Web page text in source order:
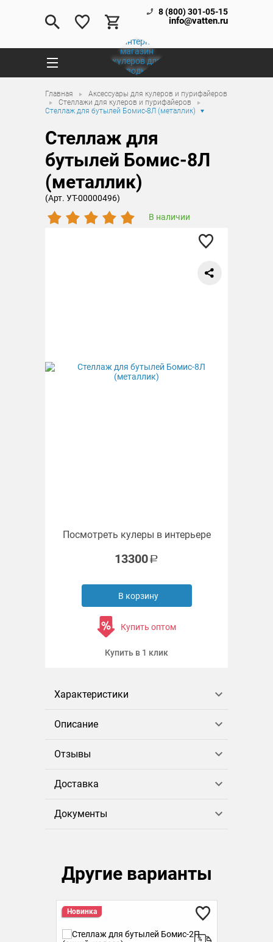
8 (800) 301-05-15
info@vatten.ru
Главная
Аксессуары для кулеров и пурифайеров
Стеллажи для кулеров и пурифайеров
Стеллаж для бутылей Бомис-8Л (металлик)
Стеллаж для
бутылей Бомис-8Л
(металлик)
(Арт. УТ-00000496)
В наличии
Посмотреть кулеры в интерьере
13300
В корзину
Купить оптом
Купить в 1 клик
Характеристики
Описание
Отзывы
Доставка
Документы
Другие варианты